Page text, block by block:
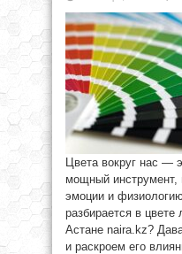
Цвета вокруг нас —
мощный
эмоции и
разбирается в
Астане naira.kz?
и раскроем его